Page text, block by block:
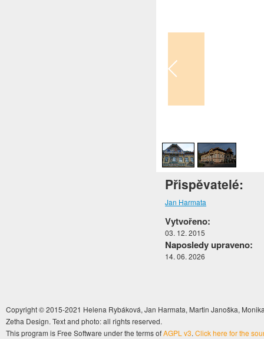
Přispěvatelé:
Jan Harmata
Vytvořeno:
03. 12. 2015
Naposledy upraveno:
14. 06. 2026
Copyright © 2015-2021 Helena Rybáková, Jan Harmata, Martin Janoška,
Zetha Design. Text and photo: all rights reserved.
This program is Free Software under the terms ofAGPL v3. Click here for the